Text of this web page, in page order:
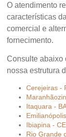
O atendimento
características
comercial e
fornecimento.
Consulte abaixo
nossa estrutura
Cerejeiras -
Itaquara -
Ibiapina - CE
Rio Grande